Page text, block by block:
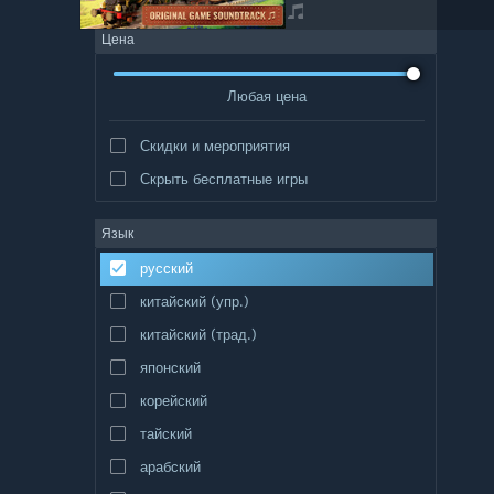
Цена
Любая цена
Скидки и мероприятия
Скрыть бесплатные игры
Язык
русский
китайский (упр.)
китайский (трад.)
японский
корейский
тайский
арабский